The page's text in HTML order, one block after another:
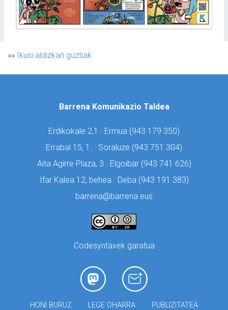
»» Ikusi aldizkari guztiak
Barrena Komunikazio Taldea
Erdikokale 2,1 · Ermua (943 179 350)
Errabal 15, 1. · Soraluze (943 751 304)
Aita Agirre Plaza, 3 · Elgoibar (943 741 626)
Ifar Kalea 12, behea · Deba (943 191 383)
barrena@barrena.eus
Codesyntaxek garatua
HONI BURUZ LEGE OHARRA PUBLIZITATEA